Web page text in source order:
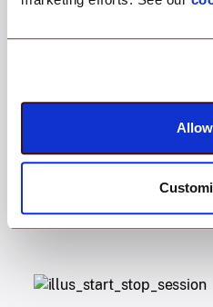
мгновенную поддержку,
легкостью и точностью,
предоставляя вашим